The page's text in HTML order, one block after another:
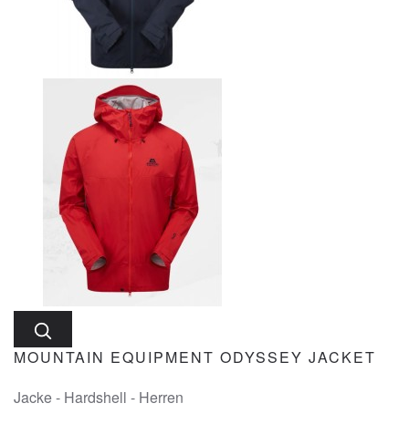
MOUNTAIN EQUIPMENT ODYSSEY JACKET
Jacke - Hardshell - Herren